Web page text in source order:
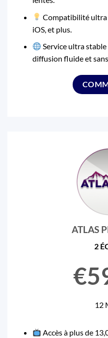
Compatibilité ultra
iOS, et plus.
Service ultra
diffusion fluide et
ATLAS
2
12
Accès à plus de